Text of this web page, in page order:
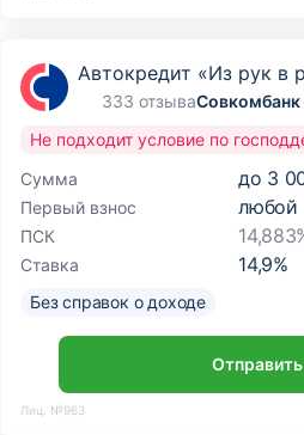
Автокредит «Из рук в
333 отзываСовкомбанк
Сумма до 3
Первый взнос любой
ПСК
Ставка 14,9%
Не подходит условие по
Без справок о доходе
Отправить
Лиц. №963